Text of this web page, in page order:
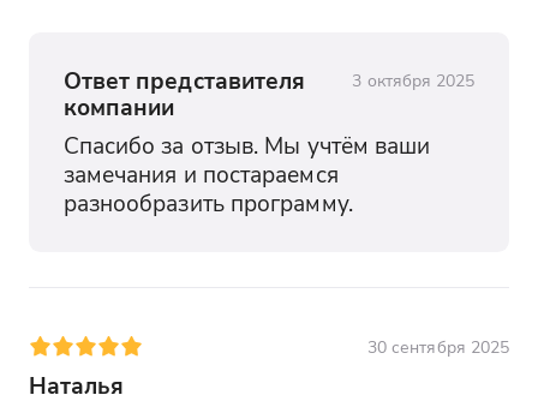
Ответ представителя
компании
3 октября 2025
Спасибо за отзыв. Мы учтём ваши
замечания и постараемся
разнообразить программу.
30 сентября 2025
Наталья